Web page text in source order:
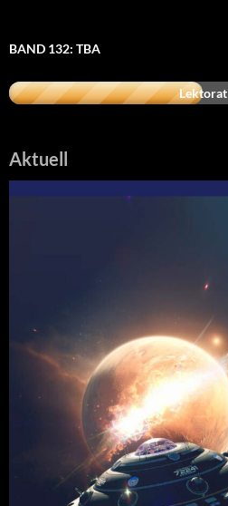
BAND 132: TBA
Lektorat
Aktuell